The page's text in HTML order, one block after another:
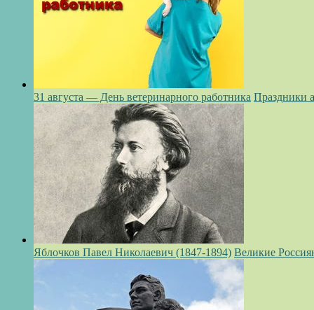
31 августа — День ветеринарного работника Праздники
Яблочков Павел Николаевич (1847-1894) Великие